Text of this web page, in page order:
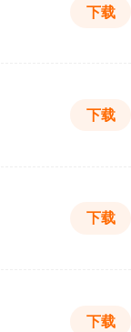
下载
下载
下载
下载